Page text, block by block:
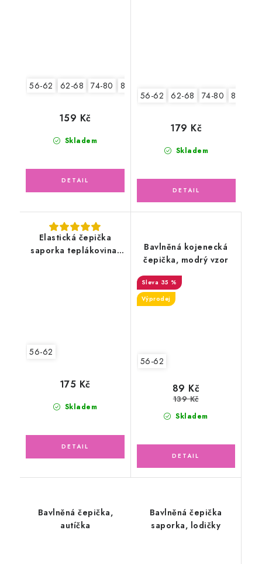
56-62 62-68 74-80 80-86
Skladem
159 Kč
56-62 62-68 74-80 80-86
Skladem
179 Kč
Elastická čepička
saporka teplákovina,
56-62
Skladem
175 Kč
Bavlněná kojenecká
čepička, modrý vzor
35 %
Výprodej
56-62
Skladem
89 Kč
139 Kč
Bavlněná čepička,
autíčka
Bavlněná čepička
saporka, lodičky